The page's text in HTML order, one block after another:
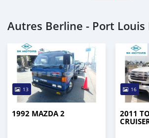
Autres Berline - Port
13
1992 MAZDA 2
16
2011